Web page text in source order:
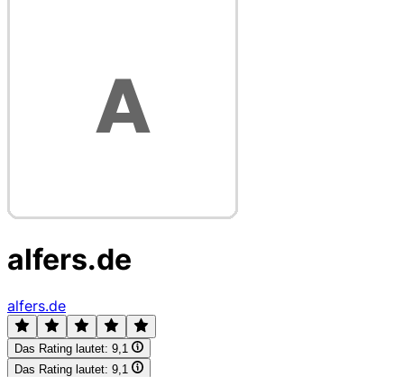
alfers.de
alfers.de
Das Rating lautet: 9,1
Das Rating lautet: 9,1